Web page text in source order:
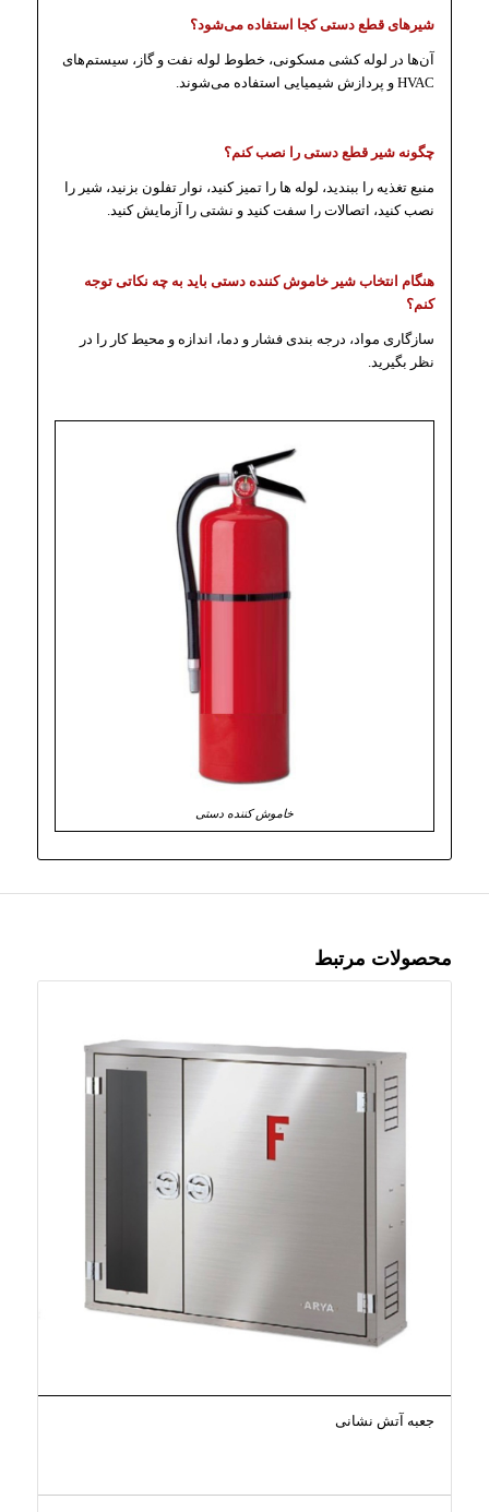
شیرهای قطع دستی کجا استفاده می‌شود؟
آن‌ها در لوله کشی مسکونی، خطوط لوله نفت و گاز، سیستم‌های
HVAC و پردازش شیمیایی استفاده می‌شوند.
چگونه شیر قطع دستی را نصب کنم؟
منبع تغذیه را ببندید، لوله ها را تمیز کنید، نوار تفلون بزنید، شیر را
نصب کنید، اتصالات را سفت کنید و نشتی را آزمایش کنید.
هنگام انتخاب شیر خاموش کننده دستی باید به چه نکاتی توجه
کنم؟
سازگاری مواد، درجه بندی فشار و دما، اندازه و محیط کار را در
نظر بگیرید.
خاموش کننده دستی
محصولات مرتبط
جعبه آتش نشانی